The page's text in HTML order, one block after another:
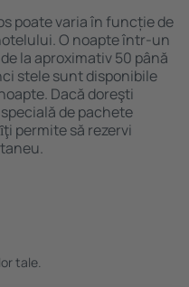
poate varia în funcție de
O noapte într-un
la aproximativ 50 până
stele sunt disponibile
Dacă doreşti
de pachete
permite să rezervi
tale.